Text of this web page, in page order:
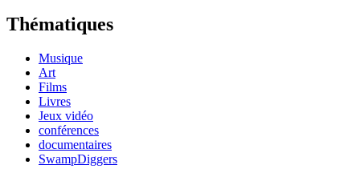
Thématiques
Musique
Art
Films
Livres
Jeux vidéo
conférences
documentaires
SwampDiggers